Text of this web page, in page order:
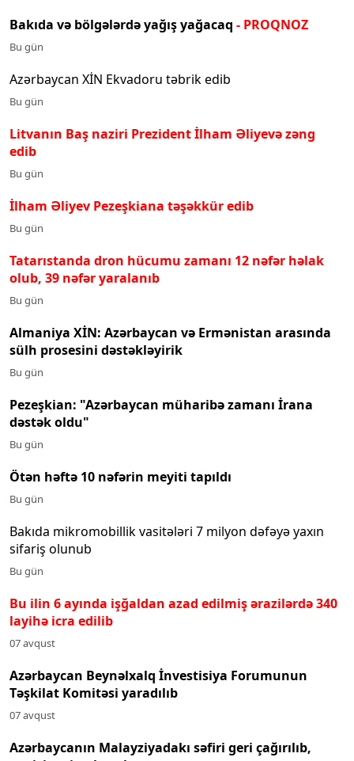
Bakıda və bölgələrdə yağış yağacaq - PROQNOZ
Bu gün
Azərbaycan XİN Ekvadoru təbrik edib
Bu gün
Litvanın Baş naziri Prezident İlham Əliyevə zəng
edib
Bu gün
İlham Əliyev Pezeşkiana təşəkkür edib
Bu gün
Tatarıstanda dron hücumu zamanı 12 nəfər həlak
olub, 39 nəfər yaralanıb
Bu gün
Almaniya XİN: Azərbaycan və Ermənistan arasında
sülh prosesini dəstəkləyirik
Bu gün
Pezeşkian: "Azərbaycan müharibə zamanı İrana
dəstək oldu"
Bu gün
Ötən həftə 10 nəfərin meyiti tapıldı
Bu gün
Bakıda mikromobillik vasitələri 7 milyon dəfəyə yaxın
sifariş olunub
Bu gün
Bu ilin 6 ayında işğaldan azad edilmiş ərazilərdə 340
layihə icra edilib
07 avqust
Azərbaycan Beynəlxalq İnvestisiya Forumunun
Təşkilat Komitəsi yaradılıb
07 avqust
Azərbaycanın Malayziyadakı səfiri geri çağırılıb,